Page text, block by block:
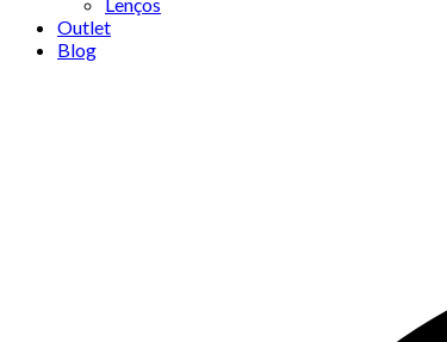
Outlet
Blog